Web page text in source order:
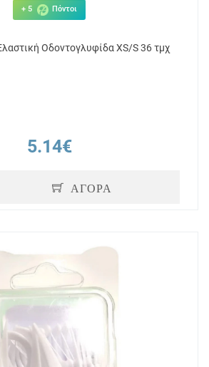
+ 5 Πόντοι
Οδοντογλυφίδα XS/S 36 τμχ
5.14€
ΑΓΟΡΑ